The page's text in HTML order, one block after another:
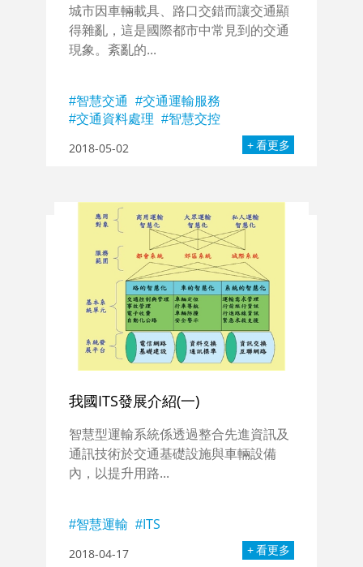
城市因車輛載具、路口交錯而讓交通顯
得雜亂，這是國際都市中常見到的交通
現象。紊亂的...
智慧交通
交通運輸服務
交通資料處理
智慧交控
2018-05-02 看更多
我國ITS發展介紹(一)
智慧型運輸系統係透過整合先進資訊及
通訊技術於交通基礎設施與車輛設備
內，以提升用路...
智慧運輸 ITS
2018-04-17 看更多